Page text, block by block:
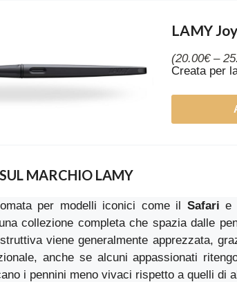
LAMY Joy
(20.00€ –
Creata per
MARCHIO LAMY
per modelli iconici come il Safari e
collezione completa che spazia dalle
viene generalmente apprezzata,
anche se alcuni appassionati
i pennini meno vivaci rispetto a quelli di